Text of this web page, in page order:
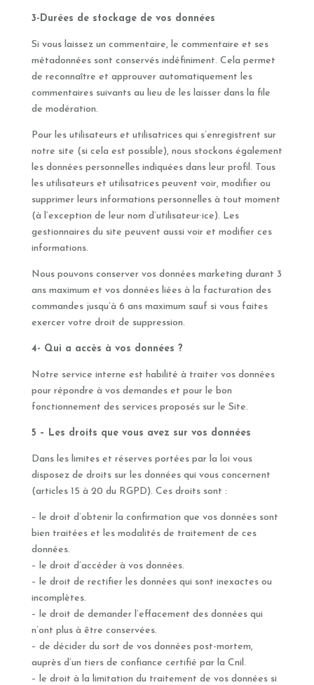
3-Durées de stockage de vos données
Si vous laissez un commentaire, le commentaire et ses
métadonnées sont conservés indéfiniment. Cela permet
de reconnaître et approuver automatiquement les
commentaires suivants au lieu de les laisser dans la file
de modération.
Pour les utilisateurs et utilisatrices qui s’enregistrent sur
notre site (si cela est possible), nous stockons également
les données personnelles indiquées dans leur profil. Tous
les utilisateurs et utilisatrices peuvent voir, modifier ou
supprimer leurs informations personnelles à tout moment
(à l’exception de leur nom d’utilisateur·ice). Les
gestionnaires du site peuvent aussi voir et modifier ces
informations.
Nous pouvons conserver vos données marketing durant 3
ans maximum et vos données liées à la facturation des
commandes jusqu’à 6 ans maximum sauf si vous faites
exercer votre droit de suppression.
4- Qui a accès à vos données ?
Notre service interne est habilité à traiter vos données
pour répondre à vos demandes et pour le bon
fonctionnement des services proposés sur le Site.
5 – Les droits que vous avez sur vos données
Dans les limites et réserves portées par la loi vous
disposez de droits sur les données qui vous concernent
(articles 15 à 20 du RGPD). Ces droits sont :
– le droit d’obtenir la confirmation que vos données sont
bien traitées et les modalités de traitement de ces
données.
– le droit d’accéder à vos données.
– le droit de rectifier les données qui sont inexactes ou
incomplètes.
– le droit de demander l’effacement des données qui
n’ont plus à être conservées.
– de décider du sort de vos données post-mortem,
auprès d’un tiers de confiance certifié par la Cnil.
– le droit à la limitation du traitement de vos données si